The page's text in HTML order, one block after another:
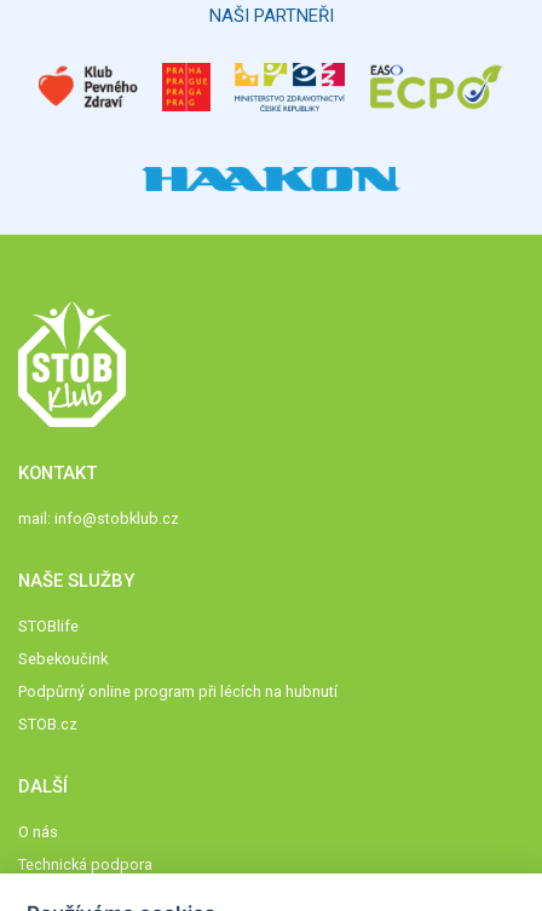
NAŠI PARTNEŘI
KONTAKT
mail: info@stobklub.cz
NAŠE SLUŽBY
STOBlife
Sebekoučink
Podpůrný online program při lécích na hubnutí
STOB.cz
DALŠÍ
O nás
Technická podpora